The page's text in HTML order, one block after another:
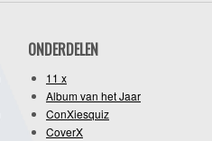
ONDERDELEN
11 x
Album van het Jaar
ConXiesquiz
CoverX